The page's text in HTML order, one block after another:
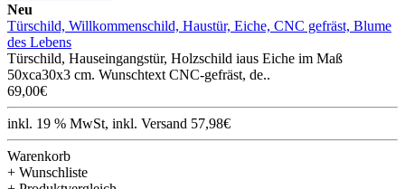
Neu
Türschild, Willkommenschild, Haustür, Eiche, CNC gefräst, Blume
des Lebens
Türschild, Hauseingangstür, Holzschild iaus Eiche im Maß
50xca30x3 cm. Wunschtext CNC-gefräst, de..
69,00€
inkl. 19 % MwSt, inkl. Versand 57,98€
Warenkorb
+ Wunschliste